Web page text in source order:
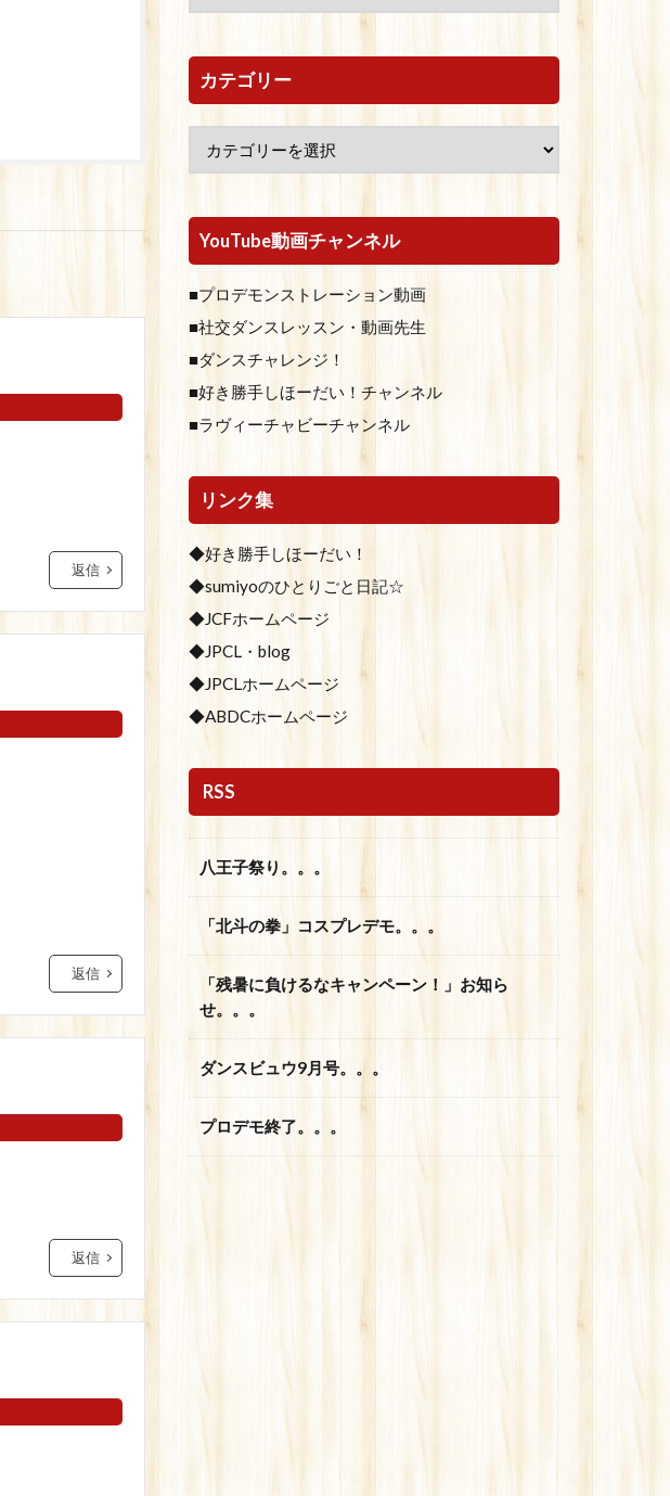
返信
返信
返信
カテゴリー
YouTube動画チャンネル
■プロデモンストレーション動画
■社交ダンスレッスン・動画先生
■ダンスチャレンジ！
■好き勝手しほーだい！チャンネル
■ラヴィーチャビーチャンネル
リンク集
◆好き勝手しほーだい！
◆sumiyoのひとりごと日記☆
◆JCFホームページ
◆JPCL・blog
◆JPCLホームページ
◆ABDCホームページ
RSS
八王子祭り。。。
「北斗の拳」コスプレデモ。。。
「残暑に負けるなキャンペーン！」お知ら
せ。。。
ダンスビュウ9月号。。。
プロデモ終了。。。